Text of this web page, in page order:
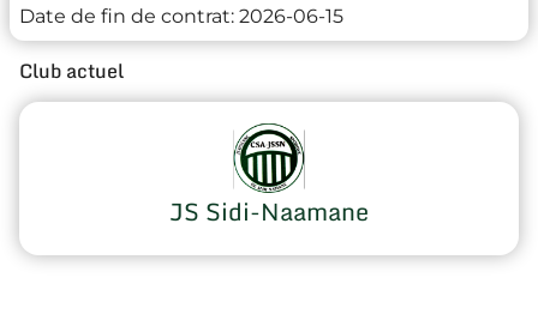
Date de fin de contrat: 2026-06-15
Club actuel
JS Sidi-Naamane